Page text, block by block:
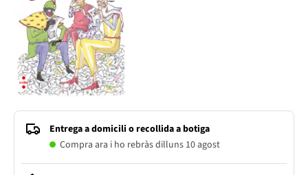
Entrega a domicili o recollida a botiga
Compra ara i ho rebràs dilluns 10 agost